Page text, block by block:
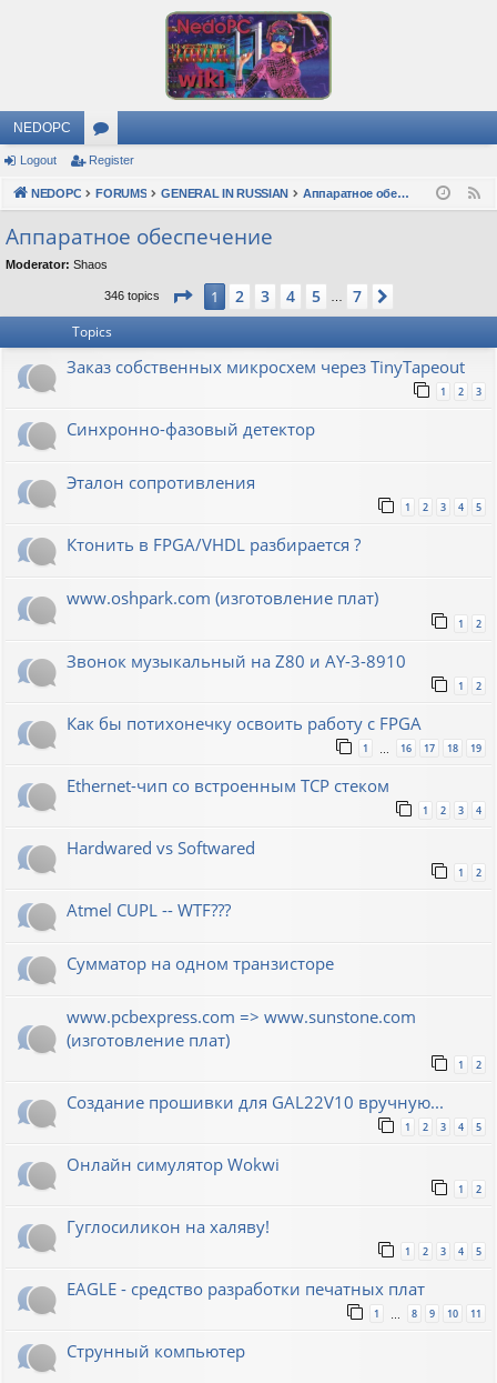
NEDOPC
or
u
s
Logout Register
NEDOPC FORUMS GENERAL IN RUSSIAN Аппаратное обеспечение
Аппаратное обеспечение
Moderator: Shaos
346 topics Page 1of7
1 2 3 4 5 7
Topics
Заказ собственных микросхем через TinyTapeout
1 2 3
Синхронно-фазовый детектор
Эталон сопротивления
1 2 3 4 5
Ктонить в FPGA/VHDL разбирается ?
www.oshpark.com (изготовление плат)
1 2
Звонок музыкальный на Z80 и AY-3-8910
1 2
Как бы потихонечку освоить работу с FPGA
1 16 17 18 19
Ethernet-чип со встроенным TCP стеком
1 2 3 4
Hardwared vs Softwared
1 2
Atmel CUPL -- WTF???
Сумматор на одном транзисторе
www.pcbexpress.com => www.sunstone.com
(изготовление плат)
1 2
Создание прошивки для GAL22V10 вручную...
1 2 3 4 5
Онлайн симулятор Wokwi
1 2
Гуглосиликон на халяву!
1 2 3 4 5
EAGLE - средство разработки печатных плат
1 … 8 9 10 11
Струнный компьютер